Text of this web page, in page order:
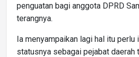
penguatan bagi anggota DPRD
terangnya.
Ia menyampaikan lagi hal itu perlu
statusnya sebagai pejabat daerah